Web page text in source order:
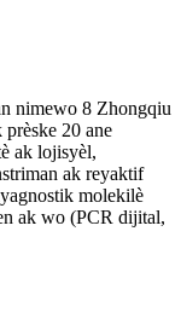
nimewo 8 Zhongqiu
20 ane
ak lojisyèl,
ak reyaktif
molekilè
ak wo (PCR dijital,